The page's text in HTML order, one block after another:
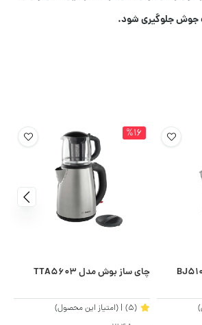
جوش جلوگیری شود.
%16
چای ساز بوش مدل TTA5603
(5)
| (امتیاز این محصول)